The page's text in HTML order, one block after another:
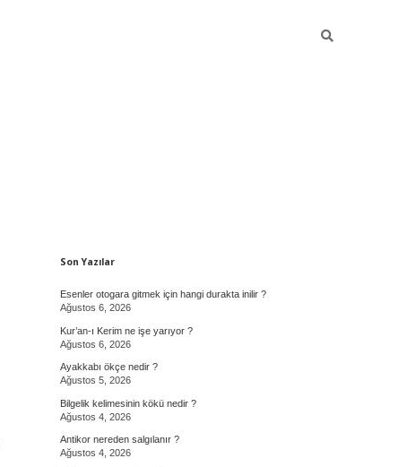
Sidebar
Son Yazılar
Esenler otogara gitmek için hangi durakta inilir ?
Ağustos 6, 2026
Kur’an-ı Kerim ne işe yarıyor ?
Ağustos 6, 2026
Ayakkabı ökçe nedir ?
Ağustos 5, 2026
Bilgelik kelimesinin kökü nedir ?
Ağustos 4, 2026
Antikor nereden salgılanır ?
Ağustos 4, 2026